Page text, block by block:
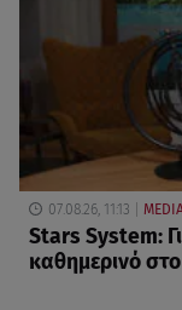
07.08.26, 11:13
Stars System:
καθημερινό